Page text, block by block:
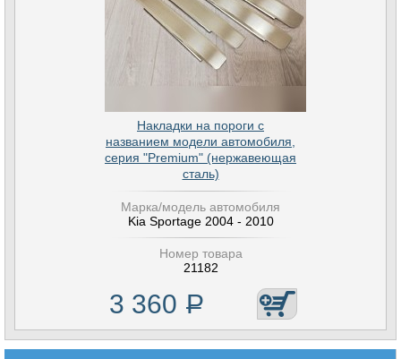
Накладки на пороги с
названием модели автомобиля,
серия "Premium" (нержавеющая
сталь)
Марка/модель автомобиля
Kia Sportage 2004 - 2010
Номер товара
21182
3 360 Р